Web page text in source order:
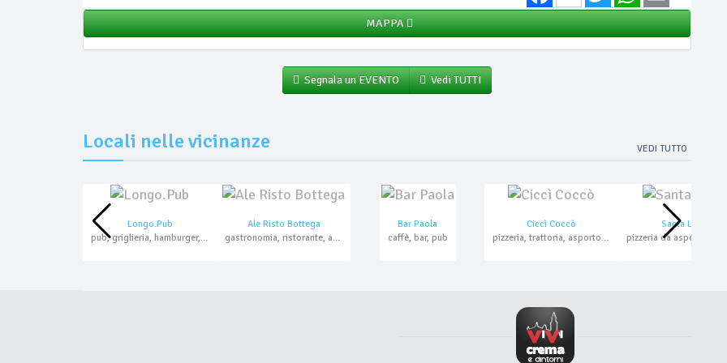
MAPPA
Segnala un EVENTO Vedi TUTTI
Locali nelle vicinanze VEDI TUTTO
Longo.Pub
pub, griglieria, hamburger, aperitivo, asporto
Ale Risto Bottega
gastronomia, ristorante, asporto
Bar Paola
caffè, bar, pub
Ciccì Coccò
pizzeria, trattoria, asporto, pranzo di lavoro, pesce, domicilio
Santa Lucia